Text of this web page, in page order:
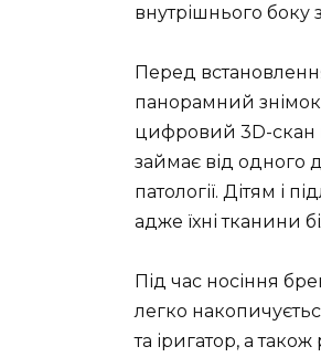
внутрішнього боку
Перед
панорамний
цифровий 3D-скан
займає від одного
патології. Дітям і
адже їхні тканини
Під час носіння
легко
та іригатор, а